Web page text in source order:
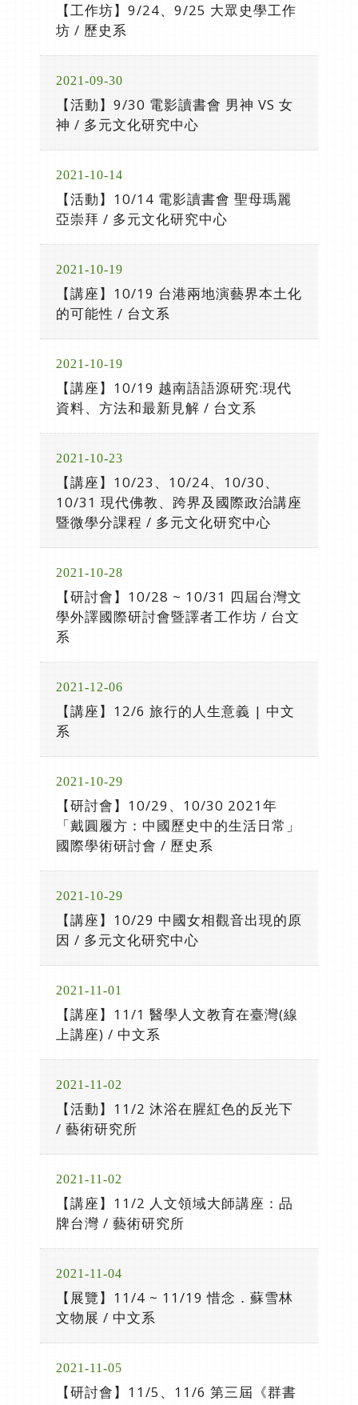
【工作坊】9/24、9/25 大眾史學工作
坊 / 歷史系
2021-09-30
【活動】9/30 電影讀書會 男神 VS 女
神 / 多元文化研究中心
2021-10-14
【活動】10/14 電影讀書會 聖母瑪麗
亞崇拜 / 多元文化研究中心
2021-10-19
【講座】10/19 台港兩地演藝界本土化
的可能性 / 台文系
2021-10-19
【講座】10/19 越南語語源研究:現代
資料、方法和最新見解 / 台文系
2021-10-23
【講座】10/23、10/24、10/30、
10/31 現代佛教、跨界及國際政治講座
暨微學分課程 / 多元文化研究中心
2021-10-28
【研討會】10/28 ~ 10/31 四屆台灣文
學外譯國際研討會暨譯者工作坊 / 台文
系
2021-12-06
【講座】12/6 旅行的人生意義 | 中文
系
2021-10-29
【研討會】10/29、10/30 2021年
「戴圓履方：中國歷史中的生活日常」
國際學術研討會 / 歷史系
2021-10-29
【講座】10/29 中國女相觀音出現的原
因 / 多元文化研究中心
2021-11-01
【講座】11/1 醫學人文教育在臺灣(線
上講座) / 中文系
2021-11-02
【活動】11/2 沐浴在腥紅色的反光下
/ 藝術研究所
2021-11-02
【講座】11/2 人文領域大師講座：品
牌台灣 / 藝術研究所
2021-11-04
【展覽】11/4 ~ 11/19 惜念．蘇雪林
文物展 / 中文系
2021-11-05
【研討會】11/5、11/6 第三屆《群書